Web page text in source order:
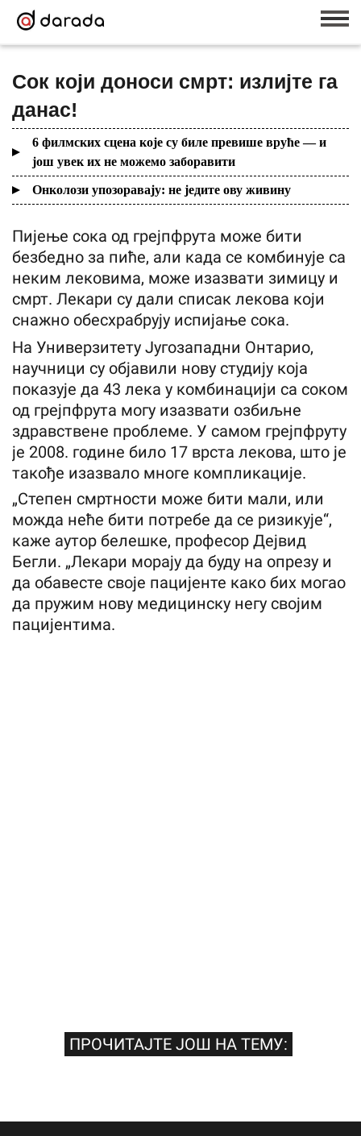
Сок који доноси смрт: излијте га
данас!
6 филмских сцена које су биле превише вруће — и
још увек их не можемо заборавити
Онколози упозоравају: не једите ову живину
Пијење сока од грејпфрута може бити
безбедно за пиће, али када се комбинује са
неким лековима, може изазвати зимицу и
смрт. Лекари су дали списак лекова који
снажно обесхрабрују испијање сока.
На Универзитету Југозападни Онтарио,
научници су објавили нову студију која
показује да 43 лека у комбинацији са соком
од грејпфрута могу изазвати озбиљне
здравствене проблеме. У самом грејпфруту
је 2008. године било 17 врста лекова, што је
такође изазвало многе компликације.
„Степен смртности може бити мали, или
можда неће бити потребе да се ризикује“,
каже аутор белешке, професор Дејвид
Бегли. „Лекари морају да буду на опрезу и
да обавесте своје пацијенте како бих могао
да пружим нову медицинску негу својим
пацијентима.
ПРОЧИТАЈТЕ ЈОШ НА ТЕМУ: